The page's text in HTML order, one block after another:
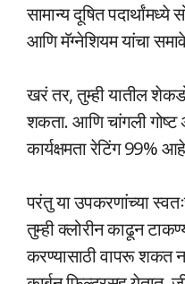
सामान्य दूषित
आणि मॅग्नेशियम यांचा
खरं तर, तुम्ही यातील
शकता. आणि चांगली
कार्यक्षमता रेटिंग 99%
परंतु या उपकरणांच्या
तुम्ही क्लोरीन काढून
करण्यासाठी वापरू शकत